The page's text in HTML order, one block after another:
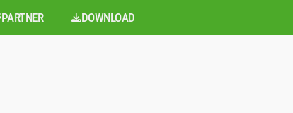
PARTNER DOWNLOAD